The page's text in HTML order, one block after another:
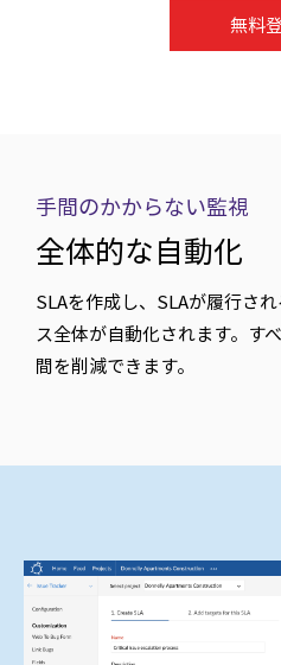
無料
手間のかからない監視
全体的な自動化
SLAを作成し、SLAが履行さ
ス全体が自動化されます。す
間を削減できます。